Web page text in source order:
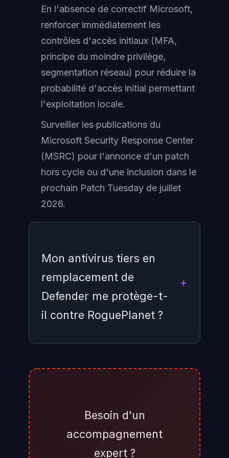
En l'absence de correctif Microsoft,
renforcer immédiatement les
contrôles d'accès initiaux (MFA,
principe du moindre privilège,
segmentation réseau) pour réduire la
probabilité d'accès initial permettant
l'exploitation locale.
Surveiller les publications du
Microsoft Security Response Center
(MSRC) pour l'annonce d'un patch
hors cycle ou d'une inclusion dans le
prochain Patch Tuesday de juillet
2026.
Mon antivirus tiers en
remplacement de
Defender me protège-t-
il contre RoguePlanet ?
utilisez un antivirus tiers en
Defender — ce qui désactive
Besoin d'un
accompagnement
expert ?